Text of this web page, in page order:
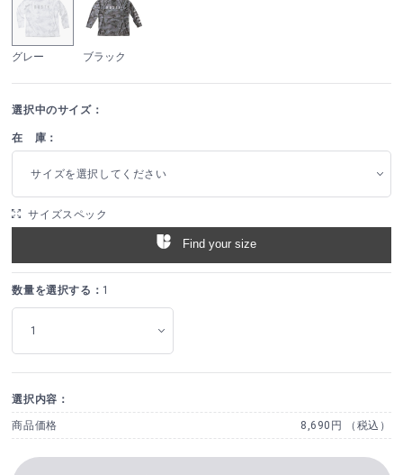
グレー ブラック
選択中のサイズ：
在 庫：
サイズを選択してください
サイズスペック
Find your size
数量を選択する： 1
選択内容：
商品価格 8,690円 （税込）